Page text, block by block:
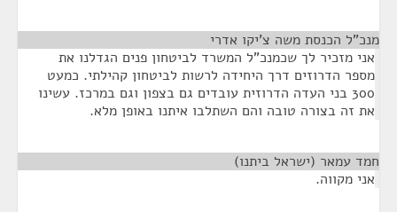
מנכ”ל הכנסת משה צ’יקו אדרי
אני מזכיר לך שכמנכ"ל המשרד לביטחון פנים הגדלנו את
מספר הדרוזים דרך היחידה לרשות לביטחון קהילתי. כמעט
300 בני העדה הדרוזית עובדים גם בצפון וגם במרכז. עשינו
את זה בצורה טובה והם השתלבו איתנו באופן מלא.
חמד עמאר (ישראל ביתנו)
אני מקווה.